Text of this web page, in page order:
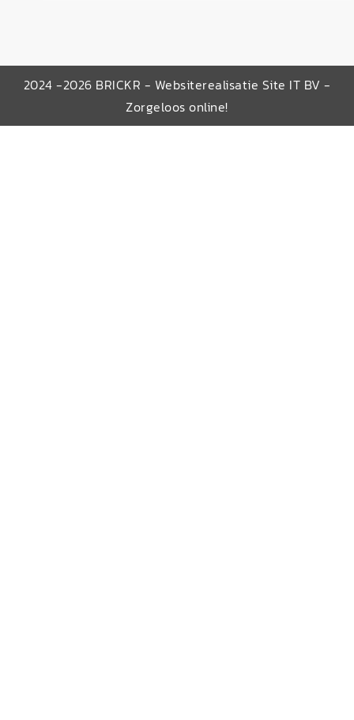
2024 -2026 BRICKR - Websiterealisatie Site IT BV -
Zorgeloos online!